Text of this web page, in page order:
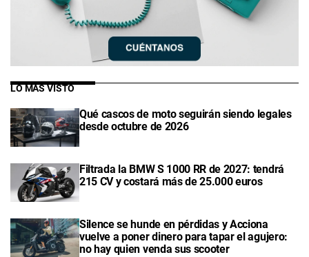
LO MÁS VISTO
Qué cascos de moto seguirán siendo legales
desde octubre de 2026
Filtrada la BMW S 1000 RR de 2027: tendrá
215 CV y costará más de 25.000 euros
Silence se hunde en pérdidas y Acciona
vuelve a poner dinero para tapar el agujero:
no hay quien venda sus scooter